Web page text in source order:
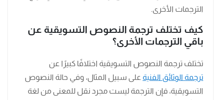
الترجمات الأخرى.
كيف تختلف ترجمة النصوص التسويقية عن
باقي الترجمات الأخرى؟
تختلف ترجمة النصوص التسويقية اختلافًا كبيرًا عن
ترجمة الوثائق الفنية على سبيل المثال، وفي حالة النصوص
التسويقية، فإن الترجمة ليست مجرد نقل للمعنى من لغة